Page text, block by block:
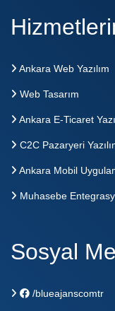
Ankara Web Yazılım
Web Tasarım
Ankara E-Ticaret
C2C Pazaryeri
Ankara Mobil
Muhasebe
Sosyal
/blueajanscomtr